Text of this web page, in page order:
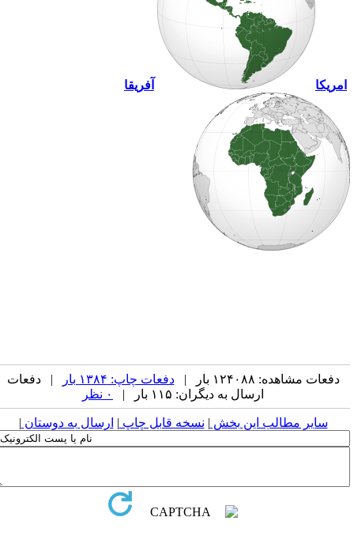
امریکا آفریقا
دفعات مشاهده: ۱۲۴۰۸۸ بار | دفعات چاپ: ۱۳۸۴ بار
| دفعات
ارسال به دیگران: ۱۱۵ بار |
سایر مطالب این بخش | نسخه قابل چاپ| ارسال به دوستان|